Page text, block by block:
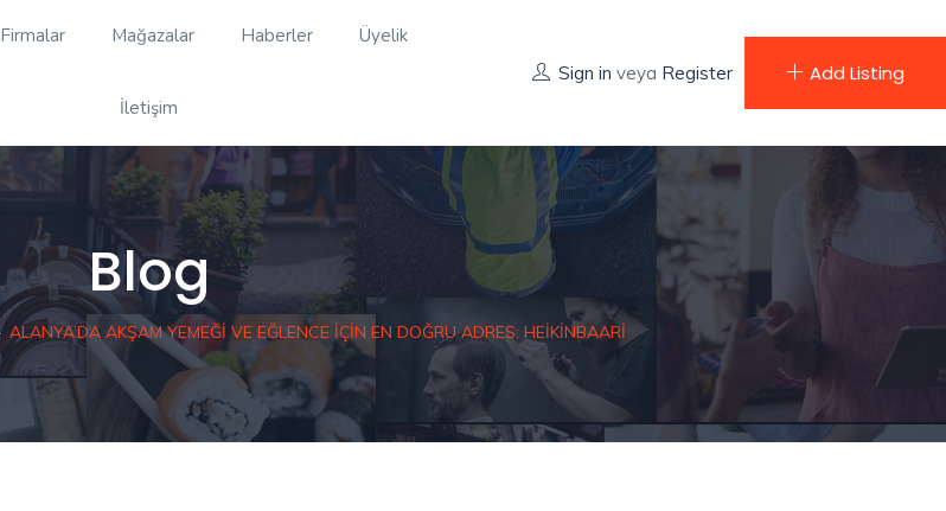
Firmalar Mağazalar Haberler Üyelik
İletişim
Sign in veya Register Add Listing
Blog
ALANYA’DA AKŞAM YEMEĞI VE EĞLENCE İÇIN EN DOĞRU ADRES: HEIKINBAARI